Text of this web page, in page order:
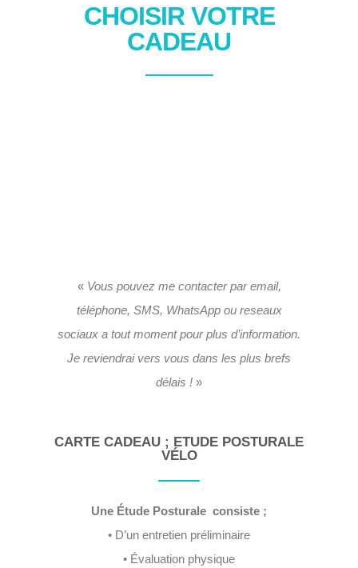
CHOISIR VOTRE
CADEAU
« Vous pouvez me contacter par email,
téléphone, SMS, WhatsApp ou reseaux
sociaux a tout moment pour plus d’information.
Je reviendrai vers vous dans les plus brefs
délais ! »
CARTE CADEAU ; ETUDE POSTURALE
VÉLO
Une Étude Posturale consiste ;
• D’un entretien préliminaire
• Évaluation physique